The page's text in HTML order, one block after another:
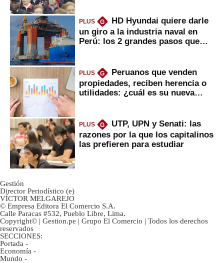
PLUS G
HD Hyundai quiere darle
un giro a la industria naval en
Perú: los 2 grandes pasos que
PLUS G
Peruanos que venden
propiedades, reciben herencia o
utilidades: ¿cuál es su nueva
PLUS G
UTP, UPN y Senati: las
razones por la que los capitalinos
las prefieren para estudiar
Gestión
Director Periodístico (e)
VÍCTOR MELGAREJO
© Empresa Editora El Comercio S.A.
Calle Paracas #532, Pueblo Libre, Lima.
Copyright© | Gestion.pe | Grupo El Comercio | Todos los derechos
reservados
SECCIONES:
Portada -
Economía -
Mundo -